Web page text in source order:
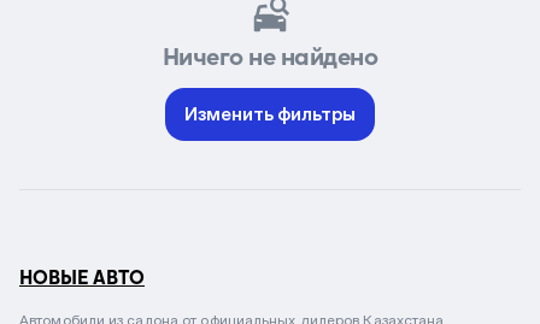
Ничего не найдено
Изменить фильтры
НОВЫЕ АВТО
Автомобили из салона от официальных дилеров Казахстана.